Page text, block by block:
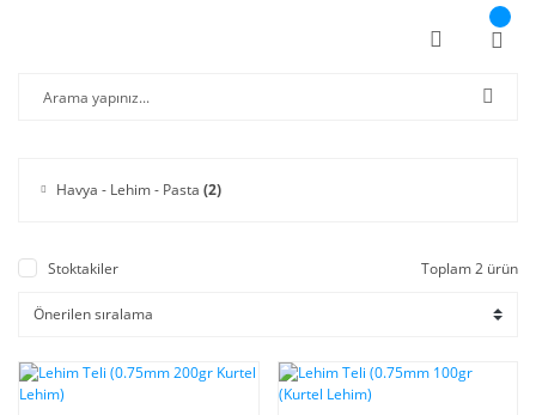
Havya - Lehim - Pasta (2)
Stoktakiler Toplam 2 ürün